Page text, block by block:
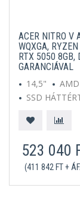
ACER NITRO V
WQXGA,
RTX 5050 8GB,
GARANCIÁVAL
14,5"
SSD
523 040
(411 842 FT +